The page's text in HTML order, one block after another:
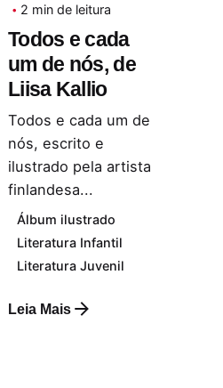
2 min de leitura
Todos e cada
um de nós, de
Liisa Kallio
Todos e cada um de
nós, escrito e
ilustrado pela artista
finlandesa...
Álbum ilustrado
Literatura Infantil
Literatura Juvenil
Leia Mais